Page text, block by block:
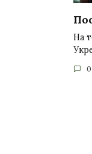
На
0